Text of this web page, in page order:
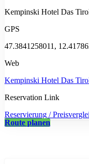
Kempinski Hotel Das
GPS
47.3841258011,
Web
Kempinski Hotel Das
Reservation Link
Reservierung /
Route planen